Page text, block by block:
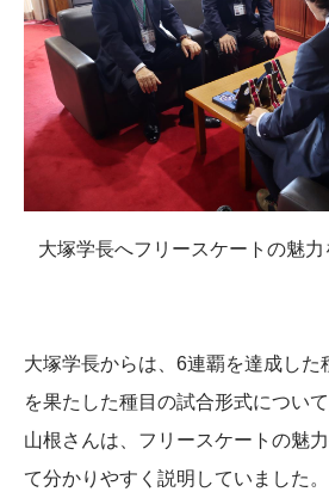
大塚学長へフリースケートの魅
大塚学長からは、6連覇を達成した
を果たした種目の試合形式につい
山根さんは、フリースケートの魅
て分かりやすく説明していました。